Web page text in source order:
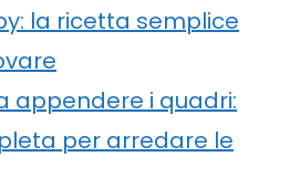
la ricetta semplice
appendere i quadri:
per arredare le